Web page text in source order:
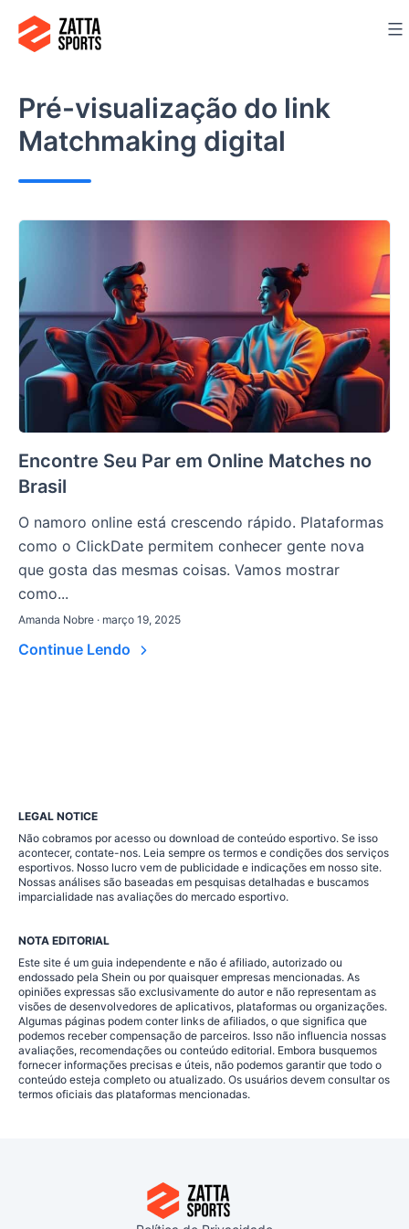
para
conteúdo
Pré-visualização do link
Matchmaking digital
Encontre Seu Par em Online Matches no
Brasil
O namoro online está crescendo rápido. Plataformas
como o ClickDate permitem conhecer gente nova
que gosta das mesmas coisas. Vamos mostrar
como...
Amanda Nobre · março 19, 2025
Continue Lendo
LEGAL NOTICE
Não cobramos por acesso ou download de conteúdo esportivo. Se isso
acontecer, contate-nos. Leia sempre os termos e condições dos serviços
esportivos. Nosso lucro vem de publicidade e indicações em nosso site.
Nossas análises são baseadas em pesquisas detalhadas e buscamos
imparcialidade nas avaliações do mercado esportivo.
NOTA EDITORIAL
Este site é um guia independente e não é afiliado, autorizado ou
endossado pela Shein ou por quaisquer empresas mencionadas. As
opiniões expressas são exclusivamente do autor e não representam as
visões de desenvolvedores de aplicativos, plataformas ou organizações.
Algumas páginas podem conter links de afiliados, o que significa que
podemos receber compensação de parceiros. Isso não influencia nossas
avaliações, recomendações ou conteúdo editorial. Embora busquemos
fornecer informações precisas e úteis, não podemos garantir que todo o
conteúdo esteja completo ou atualizado. Os usuários devem consultar os
termos oficiais das plataformas mencionadas.